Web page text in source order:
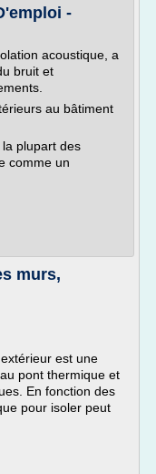
-
acoustique, a
bruit et
au bâtiment
plupart des
comme un
murs,
est une
pont thermique et
En fonction des
pour isoler peut